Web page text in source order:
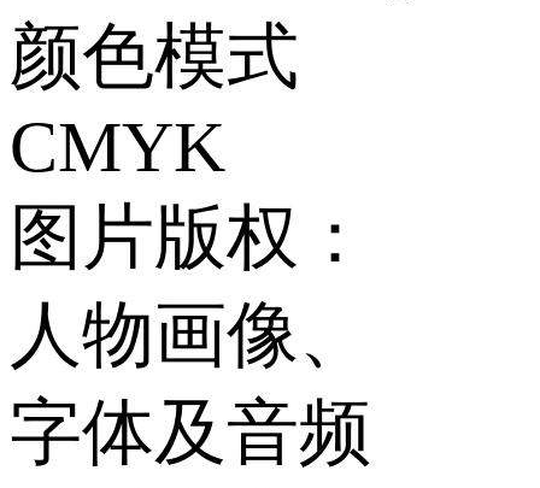
颜色模式
CMYK
图片版权：
人物画像、
字体及音频